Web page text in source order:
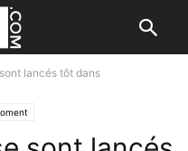
lancés tôt dans